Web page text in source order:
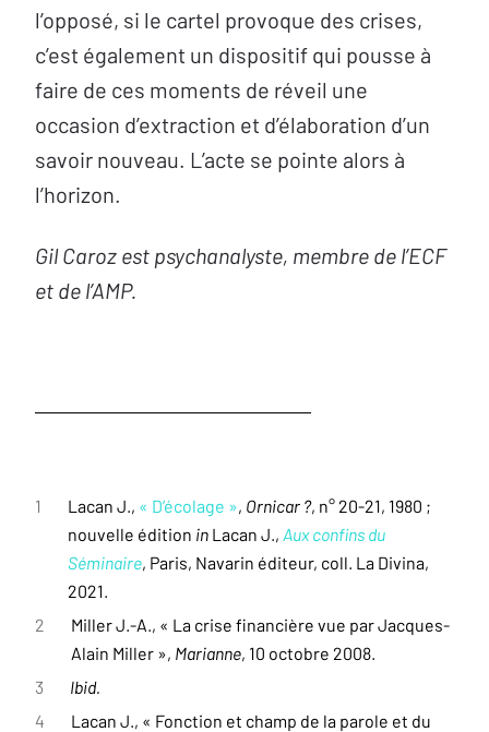
l’opposé, si le cartel provoque des crises,
c’est également un dispositif qui pousse à
faire de ces moments de réveil une
occasion d’extraction et d’élaboration d’un
savoir nouveau. L’acte se pointe alors à
l’horizon.
Gil Caroz est psychanalyste, membre de l’ECF
et de l’AMP.
1 Lacan J., « D’écolage », Ornicar ?, n° 20-21, 1980 ;
nouvelle édition in Lacan J., Aux confins du
Séminaire, Paris, Navarin éditeur, coll. La Divina,
2021.
2
Miller J.-A., « La crise financière vue par Jacques-
Alain Miller », Marianne, 10 octobre 2008.
3
Ibid.
4
Lacan J., « Fonction et champ de la parole et du